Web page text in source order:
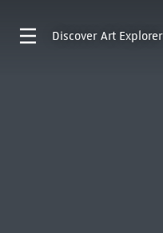
Discover Art Explorer